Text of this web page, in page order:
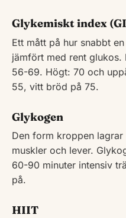
Glykemiskt index
Ett mått på hur snabbt
jämfört med rent glukos.
56-69. Högt: 70 och
55, vitt bröd på 75.
Glykogen
Den form kroppen
muskler och lever.
60-90 minuter intensiv
på.
HIIT